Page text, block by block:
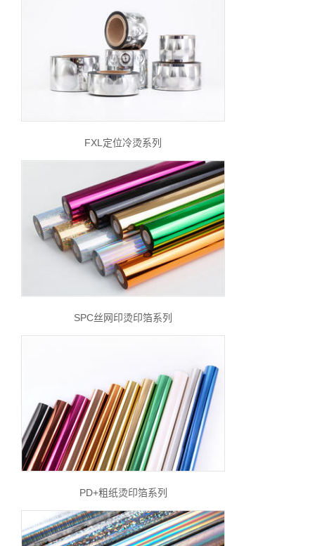
FXL定位冷烫系列
SPC丝网印烫印箔系列
PD+粗纸烫印箔系列